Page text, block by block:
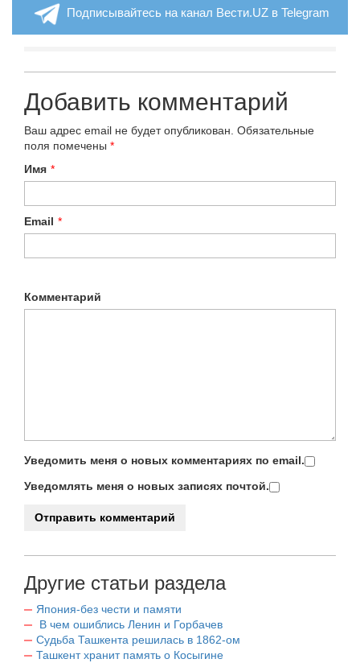
Подписывайтесь на канал Вести.UZ в Telegram
Добавить комментарий
Ваш адрес email не будет опубликован. Обязательные
поля помечены *
Имя *
Email *
Комментарий
Уведомить меня о новых комментариях по email.
Уведомлять меня о новых записях почтой.
Другие статьи раздела
Япония-без чести и памяти
В чем ошиблись Ленин и Горбачев
Судьба Ташкента решилась в 1862-ом
Ташкент хранит память о Косыгине